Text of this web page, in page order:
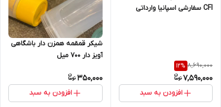
CFI سفارشی اسپانیا وارداتی
8,690,000
12%
7,590,000
افزودن به سبد
شیکر قمقمه همزن دار باشگاهی
آویز دار 700 میل
350,000
افزودن به سبد